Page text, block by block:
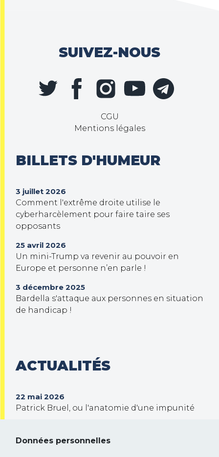
SUIVEZ-NOUS
CGU
Mentions légales
BILLETS D'HUMEUR
3 juillet 2026
Comment l'extrême droite utilise le
cyberharcèlement pour faire taire ses
opposants
25 avril 2026
Un mini-Trump va revenir au pouvoir en
Europe et personne n’en parle !
3 décembre 2025
Bardella s'attaque aux personnes en situation
de handicap !
ACTUALITÉS
22 mai 2026
Patrick Bruel, ou l'anatomie d'une impunité
Trump veut prendre le contrôle de Gaza !
Données personnelles